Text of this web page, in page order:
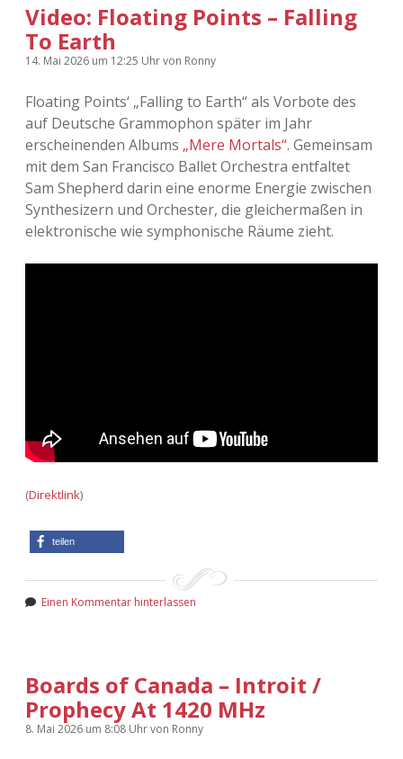
Video: Floating Points – Falling
To Earth
14. Mai 2026 um 12:25 Uhrvon Ronny
Floating Points‘ „Falling to Earth“ als Vorbote des
auf Deutsche Grammophon später im Jahr
erscheinenden Albums „Mere Mortals“. Gemeinsam
mit dem San Francisco Ballet Orchestra entfaltet
Sam Shepherd darin eine enorme Energie zwischen
Synthesizern und Orchester, die gleichermaßen in
elektronische wie symphonische Räume zieht.
(Direktlink)
teilen
Einen Kommentar hinterlassen
Boards of Canada – Introit /
Prophecy At 1420 MHz
8. Mai 2026 um 8:08 Uhrvon Ronny